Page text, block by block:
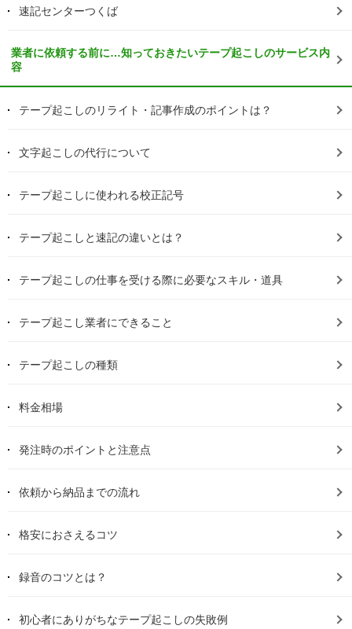
速記センターつくば
業者に依頼する前に…知っておきたいテープ起こしのサービス内
容
テープ起こしのリライト・記事作成のポイントは？
文字起こしの代行について
テープ起こしに使われる校正記号
テープ起こしと速記の違いとは？
テープ起こしの仕事を受ける際に必要なスキル・道具
テープ起こし業者にできること
テープ起こしの種類
料金相場
発注時のポイントと注意点
依頼から納品までの流れ
格安におさえるコツ
録音のコツとは？
初心者にありがちなテープ起こしの失敗例